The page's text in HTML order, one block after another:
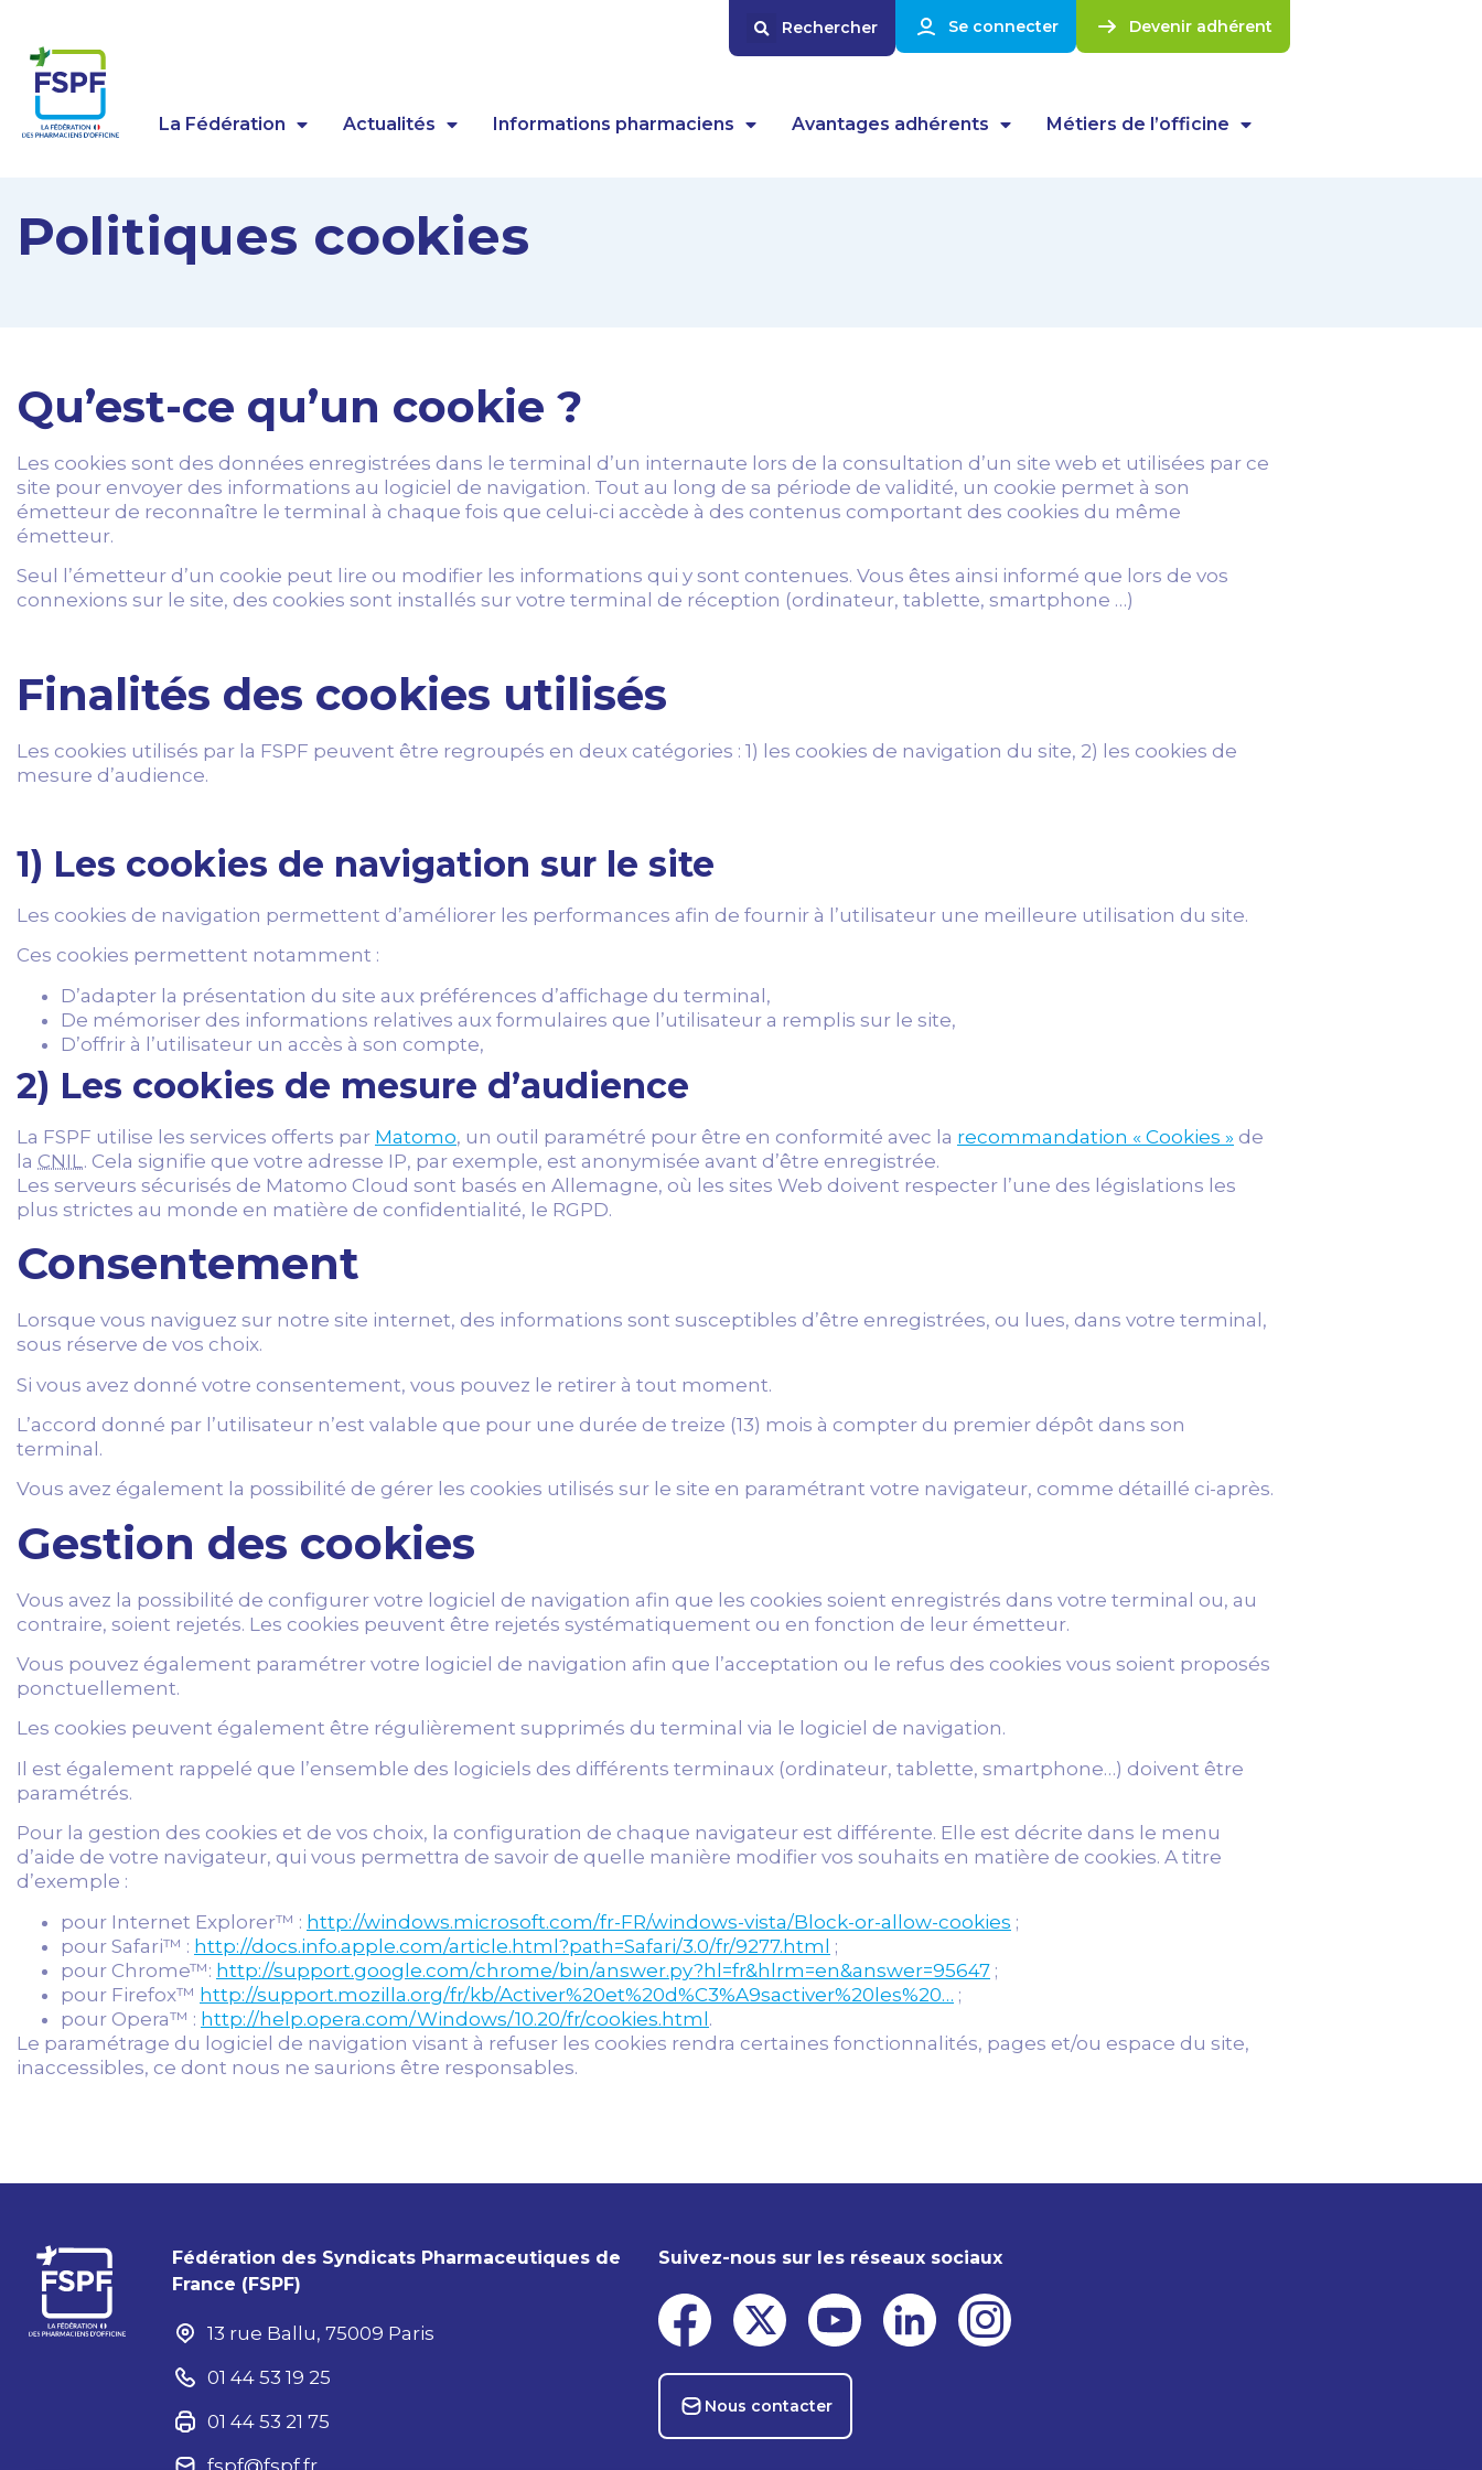
Se connecter Devenir adhérent
La Fédération Actualités Informations pharmaciens Avantages adhérents Métiers de l’officine
Politiques cookies
Qu’est-ce qu’un cookie ?
Les cookies sont des données enregistrées dans le terminal d’un internaute lors de la consultation d’un site web et utilisées par ce
site pour envoyer des informations au logiciel de navigation. Tout au long de sa période de validité, un cookie permet à son
émetteur de reconnaître le terminal à chaque fois que celui-ci accède à des contenus comportant des cookies du même
émetteur.
Seul l’émetteur d’un cookie peut lire ou modifier les informations qui y sont contenues. Vous êtes ainsi informé que lors de vos
connexions sur le site, des cookies sont installés sur votre terminal de réception (ordinateur, tablette, smartphone …)
Finalités des cookies utilisés
Les cookies utilisés par la FSPF peuvent être regroupés en deux catégories : 1) les cookies de navigation du site, 2) les cookies de
mesure d’audience.
1) Les cookies de navigation sur le site
Les cookies de navigation permettent d’améliorer les performances afin de fournir à l’utilisateur une meilleure utilisation du site.
Ces cookies permettent notamment :
D’adapter la présentation du site aux préférences d’affichage du terminal,
De mémoriser des informations relatives aux formulaires que l’utilisateur a remplis sur le site,
D’offrir à l’utilisateur un accès à son compte,
2) Les cookies de mesure d’audience
La FSPF utilise les services offerts par Matomo, un outil paramétré pour être en conformité avec la recommandation « Cookies » de
la CNIL . Cela signifie que votre adresse IP, par exemple, est anonymisée avant d’être enregistrée.
Les serveurs sécurisés de Matomo Cloud sont basés en Allemagne, où les sites Web doivent respecter l’une des législations les
plus strictes au monde en matière de confidentialité, le RGPD.
Consentement
Lorsque vous naviguez sur notre site internet, des informations sont susceptibles d’être enregistrées, ou lues, dans votre terminal,
sous réserve de vos choix.
Si vous avez donné votre consentement, vous pouvez le retirer à tout moment.
L’accord donné par l’utilisateur n’est valable que pour une durée de treize (13) mois à compter du premier dépôt dans son
terminal.
Vous avez également la possibilité de gérer les cookies utilisés sur le site en paramétrant votre navigateur, comme détaillé ci-après.
Gestion des cookies
Vous avez la possibilité de configurer votre logiciel de navigation afin que les cookies soient enregistrés dans votre terminal ou, au
contraire, soient rejetés. Les cookies peuvent être rejetés systématiquement ou en fonction de leur émetteur.
Vous pouvez également paramétrer votre logiciel de navigation afin que l’acceptation ou le refus des cookies vous soient proposés
ponctuellement.
Les cookies peuvent également être régulièrement supprimés du terminal via le logiciel de navigation.
Il est également rappelé que l’ensemble des logiciels des différents terminaux (ordinateur, tablette, smartphone…) doivent être
paramétrés.
Pour la gestion des cookies et de vos choix, la configuration de chaque navigateur est différente. Elle est décrite dans le menu
d’aide de votre navigateur, qui vous permettra de savoir de quelle manière modifier vos souhaits en matière de cookies. A titre
d’exemple :
pour Internet Explorer™ : http://windows.microsoft.com/fr-FR/windows-vista/Block-or-allow-cookies ;
pour Safari™ : http://docs.info.apple.com/article.html?path=Safari/3.0/fr/9277.html ;
pour Chrome™: http://support.google.com/chrome/bin/answer.py?hl=fr&hlrm=en&answer=95647 ;
pour Firefox™ http://support.mozilla.org/fr/kb/Activer%20et%20d%C3%A9sactiver%20les%20… ;
pour Opera™ : http://help.opera.com/Windows/10.20/fr/cookies.html.
Le paramétrage du logiciel de navigation visant à refuser les cookies rendra certaines fonctionnalités, pages et/ou espace du site,
inaccessibles, ce dont nous ne saurions être responsables.
Fédération des Syndicats Pharmaceutiques de
France (FSPF)
13 rue Ballu, 75009 Paris
01 44 53 19 25
01 44 53 21 75
Suivez-nous sur les réseaux sociaux
Nous contacter